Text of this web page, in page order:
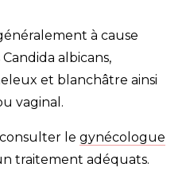
à cause
albicans,
et blanchâtre ainsi
vaginal.
le gynécologue
traitement adéquats.